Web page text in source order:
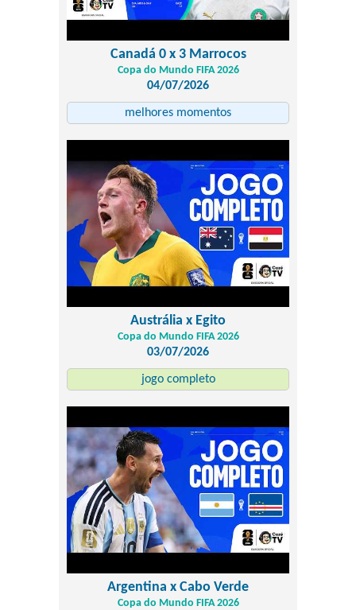
Canadá 0 x 3 Marrocos
Copa do Mundo FIFA 2026
04/07/2026
melhores momentos
Austrália x Egito
Copa do Mundo FIFA 2026
03/07/2026
jogo completo
Argentina x Cabo Verde
Copa do Mundo FIFA 2026